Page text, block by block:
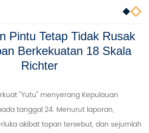
Pintu Tetap Tidak Rusak
Berkekuatan 18 Skala
Richter
"Yutu" menyerang Kepulauan
tanggal 24. Menurut laporan,
akibat topan tersebut, dan sejumlah